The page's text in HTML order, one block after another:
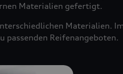
Materialien gefertigt.
Materialien.
passenden Reifenangeboten.